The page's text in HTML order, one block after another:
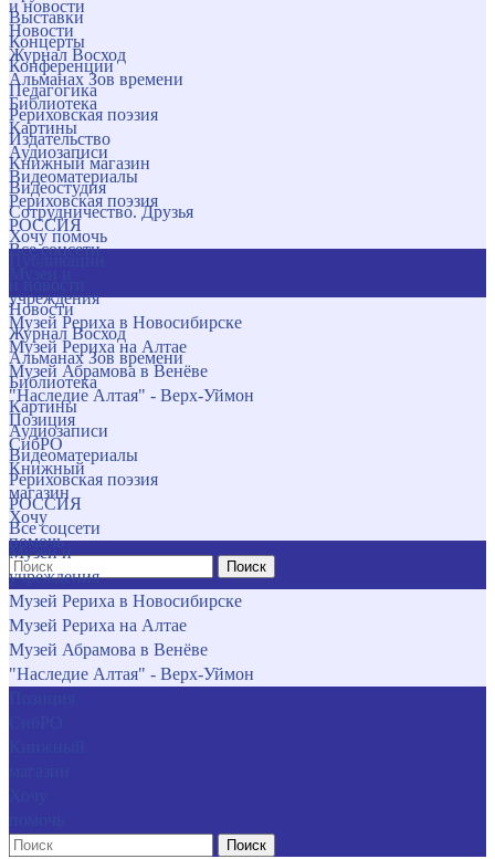
и новости
Новости
Журнал Восход
Альманах Зов времени
Библиотека
Картины
Аудиозаписи
Видеоматериалы
Рериховская поэзия
РОССИЯ
Все соцсети
учреждения
Музей Рериха в Новосибирске
Музей Рериха на Алтае
Музей Абрамова в Венёве
"Наследие Алтая" - Верх-Уймон
Позиция
СибРО
Книжный
магазин
Хочу
помочь
Поиск
Выставки
Концерты
Конференции
Педагогика
Рериховская поэзия
Издательство
Книжный магазин
Видеостудия
Сотрудничество. Друзья
Хочу помочь
Новости
Журнал Восход
Альманах Зов времени
Библиотека
Картины
Аудиозаписи
Видеоматериалы
Рериховская поэзия
РОССИЯ
Все соцсети
Музеи и
учреждения
Музей Рериха в Новосибирске
Музей Рериха на Алтае
Музей Абрамова в Венёве
"Наследие Алтая" - Верх-Уймон
Поиск